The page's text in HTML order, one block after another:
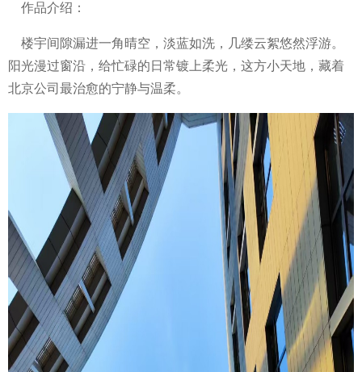
作品介绍：
楼宇间隙漏进一角晴空，淡蓝如洗，几缕云絮悠然浮游。
阳光漫过窗沿，给忙碌的日常镀上柔光，这方小天地，藏着
北京公司最治愈的宁静与温柔。